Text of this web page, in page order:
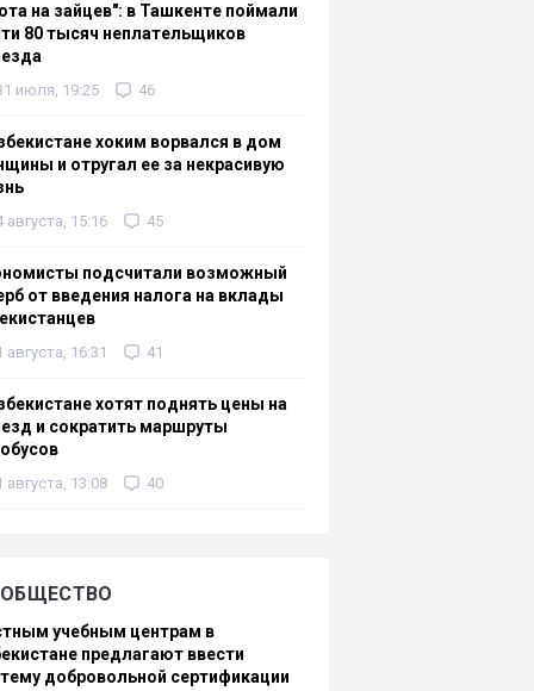
на зайцев": в Ташкенте поймали
80 тысяч неплательщиков
июля, 19:25 46
хоким ворвался в дом
и отругал ее за некрасивую
августа, 15:16 45
подсчитали возможный
от введения налога на вклады
августа, 16:31 41
хотят поднять цены на
и сократить маршруты
августа, 13:08 40
ОБЩЕСТВО
учебным центрам в
предлагают ввести
добровольной сертификации